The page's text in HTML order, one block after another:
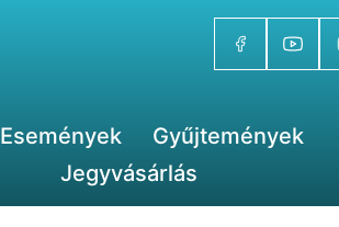
Események Gyűjtemények
Jegyvásárlás